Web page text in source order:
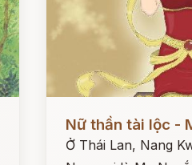
Nữ thần tài lộc -
Ở Thái Lan, Nang